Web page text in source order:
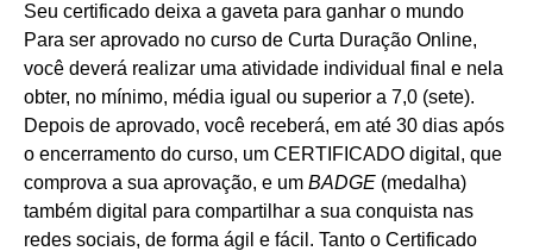
Seu certificado deixa a gaveta para ganhar o mundo
Para ser aprovado no curso de Curta Duração Online,
você deverá realizar uma atividade individual final e nela
obter, no mínimo, média igual ou superior a 7,0 (sete).
Depois de aprovado, você receberá, em até 30 dias após
o encerramento do curso, um CERTIFICADO digital, que
comprova a sua aprovação, e um BADGE (medalha)
também digital para compartilhar a sua conquista nas
redes sociais, de forma ágil e fácil. Tanto o Certificado